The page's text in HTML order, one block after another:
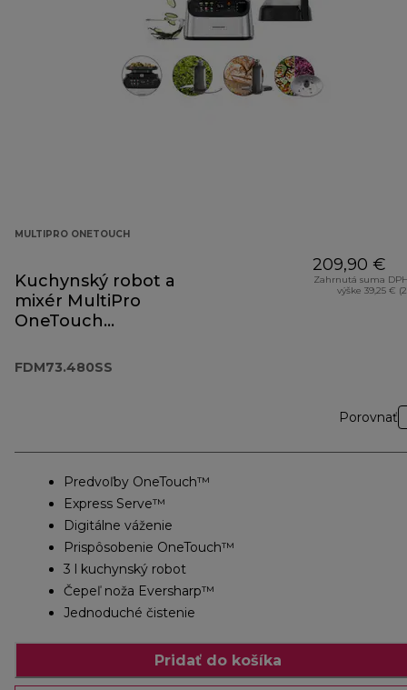
MULTIPRO ONETOUCH
Kuchynský robot a
mixér MultiPro
OneTouch
FDM73.480SS
209,90 €
Zahrnutá suma
výške 39,25 €
Porovnať
Predvoľby OneTouch™
Express Serve™
Digitálne váženie
Prispôsobenie OneTouch™
3 l kuchynský robot
Čepeľ noža Eversharp™
Jednoduché čistenie
Pridať do košíka